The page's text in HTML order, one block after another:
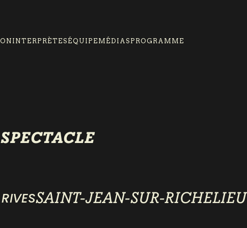
INTERPRÈTES ÉQUIPE MÉDIAS PROGRAMME
SAINT-JEAN-SUR-RICHELIEU